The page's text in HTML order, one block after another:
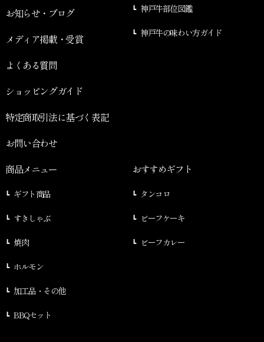
お知らせ・ブログ
メディア掲載・受賞
よくある質問
ショッピングガイド
特定商取引法に基づく表記
お問い合わせ
神戸牛部位図鑑
神戸牛の味わい方ガイド
商品メニュー
ギフト商品
すきしゃぶ
焼肉
ホルモン
加工品・その他
BBQセット
おすすめギフト
タンコロ
ビーフケーキ
ビーフカレー